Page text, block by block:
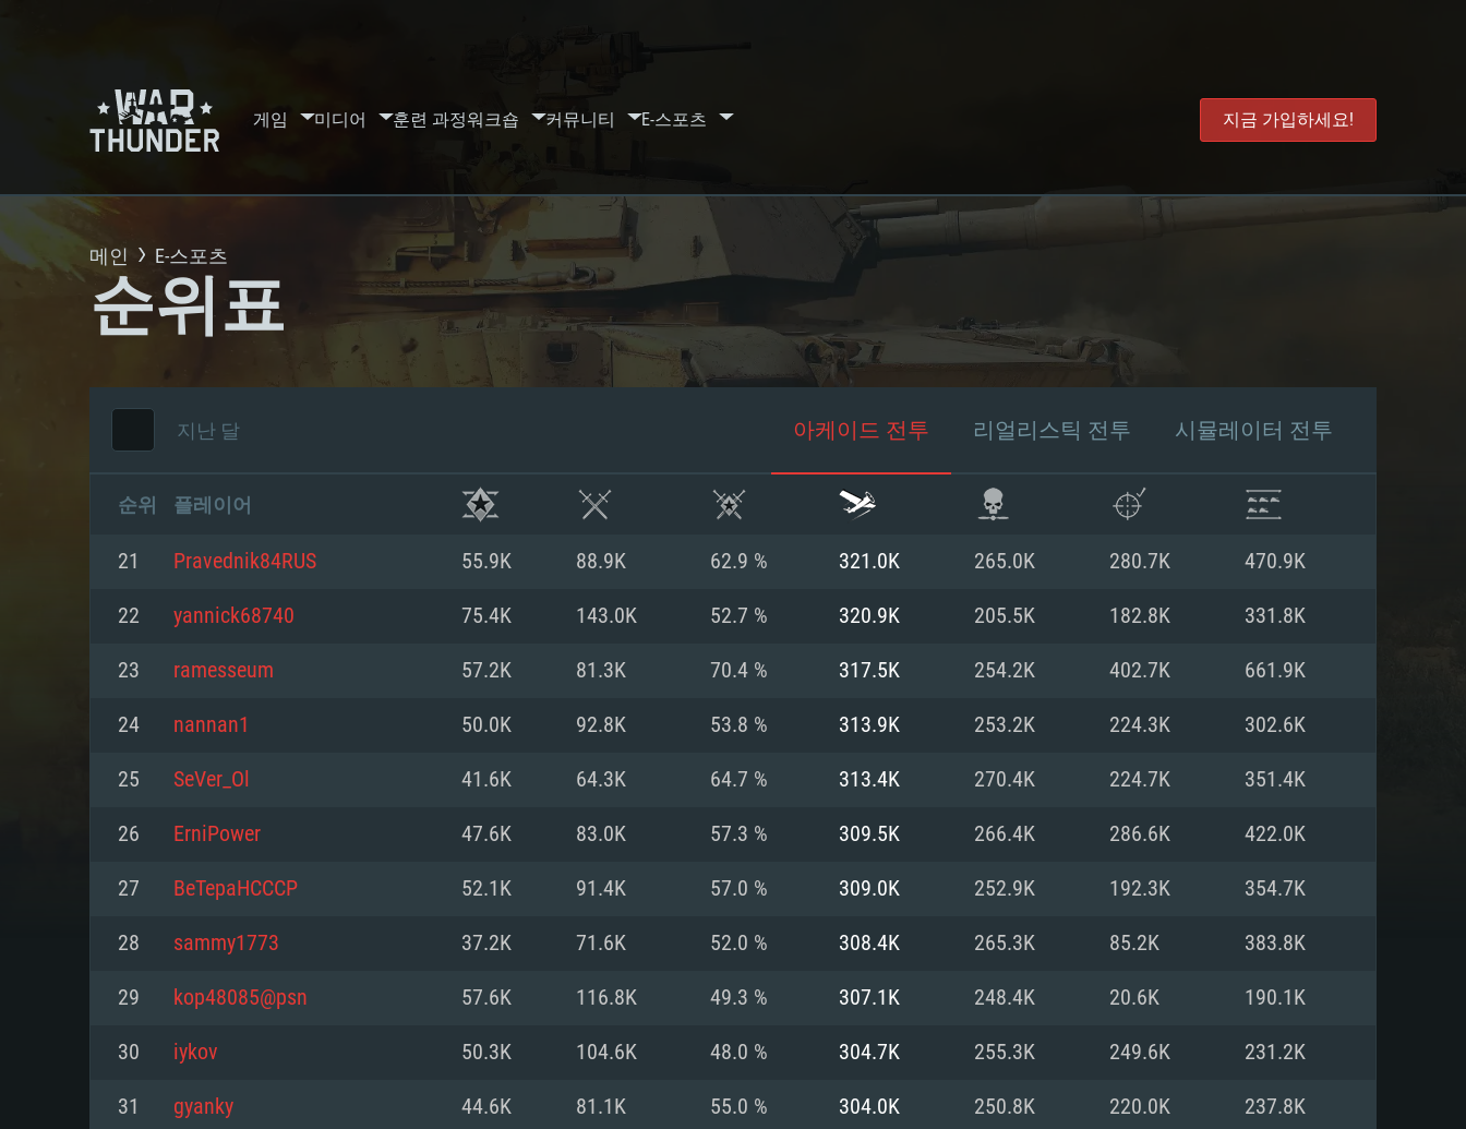
게임 미디어 훈련 과정워크숍 커뮤니티 E-스포츠 지금 가입하세요!
시스템 요구사항
PC MAC Linux
최소사양 권장 사양
최소사양 권장 사양
최소사양 권장 사양
메인 E-스포츠
순위표
지난 달 아케이드 전투 리얼리스틱 전투 시뮬레이터 전투
순위 플레이어
21 Pravednik84RUS 55.9K 88.9K 62.9 % 321.0K 265.0K 280.7K 470.9K
22 yannick68740 75.4K 143.0K 52.7 % 320.9K 205.5K 182.8K 331.8K
23 ramesseum 57.2K 81.3K 70.4 % 317.5K 254.2K 402.7K 661.9K
24 nannan1 50.0K 92.8K 53.8 % 313.9K 253.2K 224.3K 302.6K
25 SeVer_Ol 41.6K 64.3K 64.7 % 313.4K 270.4K 224.7K 351.4K
26 ErniPower 47.6K 83.0K 57.3 % 309.5K 266.4K 286.6K 422.0K
27 BeTepaHCCCP 52.1K 91.4K 57.0 % 309.0K 252.9K 192.3K 354.7K
28 sammy1773 37.2K 71.6K 52.0 % 308.4K 265.3K 85.2K 383.8K
29 kop48085@psn 57.6K 116.8K 49.3 % 307.1K 248.4K 20.6K 190.1K
30 iykov 50.3K 104.6K 48.0 % 304.7K 255.3K 249.6K 231.2K
31 gyanky 44.6K 81.1K 55.0 % 304.0K 250.8K 220.0K 237.8K